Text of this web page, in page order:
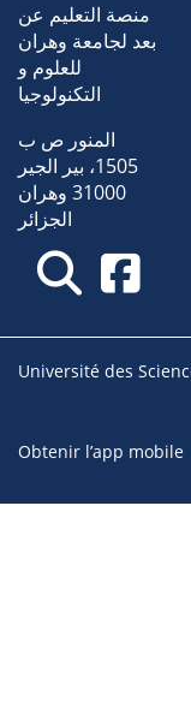
منصة التعليم عن
بعد لجامعة وهران
للعلوم و
التكنولوجيا
المنور ص ب
1505، بير الجير
31000 وهران
الجزائر
Université des
Obtenir l’app mobile